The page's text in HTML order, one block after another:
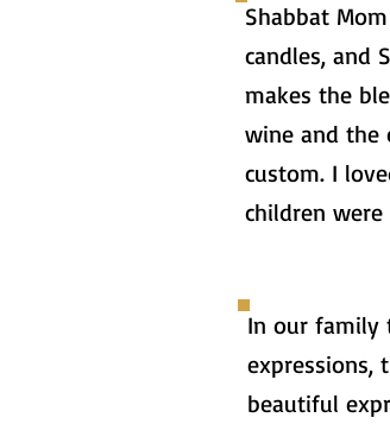
Shabbat
candles, and
makes the
wine and the
custom. I
children
In our family
expressions,
beautiful